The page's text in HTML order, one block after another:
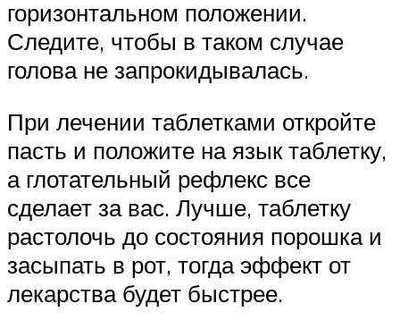
горизонтальном положении.
Следите, чтобы в таком случае
голова не запрокидывалась.
При лечении таблетками откройте
пасть и положите на язык таблетку,
а глотательный рефлекс все
сделает за вас. Лучше, таблетку
растолочь до состояния порошка и
засыпать в рот, тогда эффект от
лекарства будет быстрее.